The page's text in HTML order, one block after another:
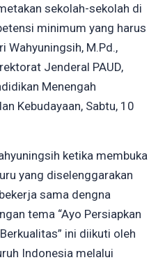
sekolah-sekolah di
minimum yang harus
Wahyuningsih, M.Pd.,
Jenderal PAUD,
Menengah
Kebudayaan, Sabtu, 10
ketika membuka
yang diselenggarakan
sama dengna
tema “Ayo Persiapkan
ini diikuti oleh
Indonesia melalui